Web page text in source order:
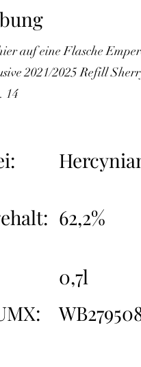
auf eine Flasche
2021/2025 Refill
14
62,2%
0,7l